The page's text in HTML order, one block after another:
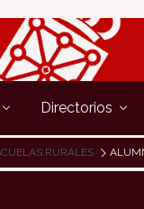
Directorios
RURALES